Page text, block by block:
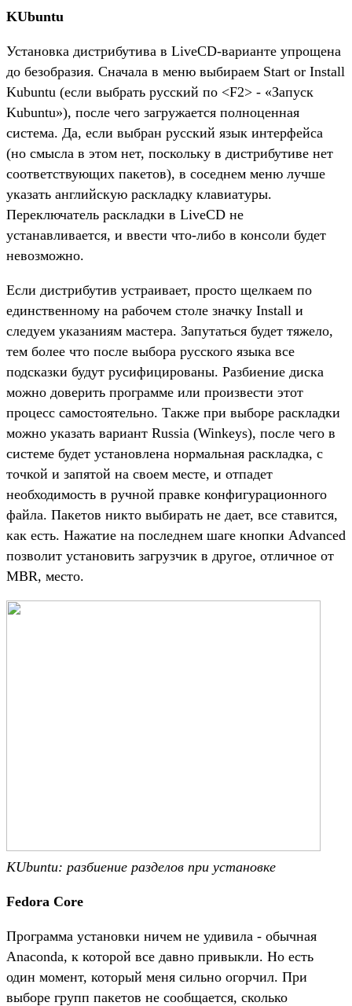
KUbuntu
Установка дистрибутива в LiveCD-варианте упрощена
до безобразия. Сначала в меню выбираем Start or Install
Kubuntu (если выбрать русский по <F2> - «Запуск
Kubuntu»), после чего загружается полноценная
система. Да, если выбран русский язык интерфейса
(но смысла в этом нет, поскольку в дистрибутиве нет
соответствующих пакетов), в соседнем меню лучше
указать английскую раскладку клавиатуры.
Переключатель раскладки в LiveCD не
устанавливается, и ввести что-либо в консоли будет
невозможно.
Если дистрибутив устраивает, просто щелкаем по
единственному на рабочем столе значку Install и
следуем указаниям мастера. Запутаться будет тяжело,
тем более что после выбора русского языка все
подсказки будут русифицированы. Разбиение диска
можно доверить программе или произвести этот
процесс самостоятельно. Также при выборе раскладки
можно указать вариант Russia (Winkeys), после чего в
системе будет установлена нормальная раскладка, с
точкой и запятой на своем месте, и отпадет
необходимость в ручной правке конфигурационного
файла. Пакетов никто выбирать не дает, все ставится,
как есть. Нажатие на последнем шаге кнопки Advanced
позволит установить загрузчик в другое, отличное от
MBR, место.
KUbuntu: разбиение разделов при установке
Fedora Core
Программа установки ничем не удивила - обычная
Anaconda, к которой все давно привыкли. Но есть
один момент, который меня сильно огорчил. При
выборе групп пакетов не сообщается, сколько